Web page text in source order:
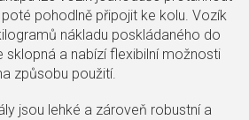
pohodlně připojit ke kolu. Vozík
nákladu poskládaného do
sklopná a nabízí flexibilní možnosti
způsobu použití.
jsou lehké a zároveň robustní a